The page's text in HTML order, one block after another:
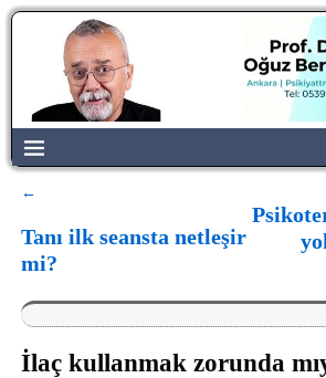
←
Tanı ilk seansta netleşir
mi?
İlaç kullanmak zorunda